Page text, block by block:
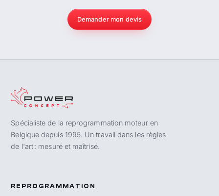
Demander mon devis
Spécialiste de la reprogrammation moteur en
Belgique depuis 1995. Un travail dans les règles
de l'art : mesuré et maîtrisé.
REPROGRAMMATION